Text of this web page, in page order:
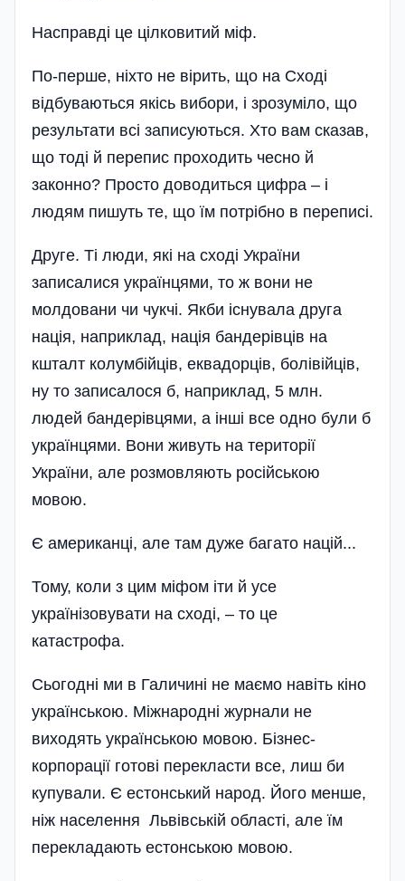
Насправді це цілковитий міф.
По-перше, ніхто не вірить, що на Сході
відбуваються якісь вибори, і зрозуміло, що
результати всі записуються. Хто вам сказав,
що тодi й перепис проходить чесно й
законно? Просто доводиться цифра – і
людям пишуть те, що їм потрібно в переписі.
Друге. Ті люди, які на сході України
записалися українцями, то ж вони не
молдовани чи чукчі. Якби існувала друга
нація, наприклад, нація бандерівців на
кшталт колумбійців, еквадорців, болівійців,
ну то записалося б, наприклад, 5 млн.
людей бандерівцями, а інші все одно були б
українцями. Вони живуть на території
України, але розмовляють російською
мовою.
Є американці, але там дуже багато націй...
Тому, коли з цим міфом іти й усе
українізовувати на сході, – то це
катастрофа.
Сьогодні ми в Галичині не маємо навіть кіно
українською. Міжнародні журнали не
виходять українською мовою. Бізнес-
корпорації готові перекласти все, лиш би
купували. Є естонський народ. Його менше,
ніж населення Львівській області, але їм
перекладають естонською мовою.